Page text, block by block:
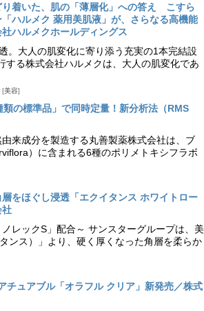
着いた、肌の「薄層化」への答え こすら
ハルメク 薬用美肌液」が、さらなる高機能
ハルメクホールディングス
。大人の肌変化に寄り添う充実の1本完結設
る株式会社ハルメクは、大人の肌変化であ
美容
の標準品」で同時定量！新分析法（RMS
来成分を製造する丸善製薬株式会社は、ブ
）に含まれる6種のポリメトキシフラボ
をほぐし浸透「エクイタンス ホワイトロー
社
レックS」配合～ サンスターグループは、美
ンス）」より、硬く厚くなった角層を柔らか
チュアブル「オラフル クリア」新発売／株式